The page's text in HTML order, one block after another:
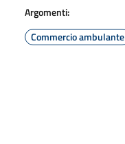
Argomenti:
Commercio ambulante